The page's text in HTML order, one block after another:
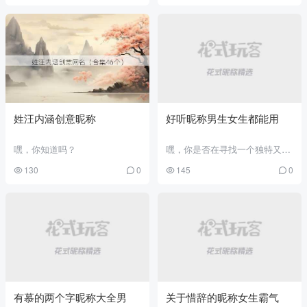
姓汪内涵创意昵称
嘿，你知道吗？
130 0
好听昵称男生女生都能用
嘿，你是否在寻找一个独特又好
145 0
有慕的两个字昵称大全男 关于惜辞的昵称女生霸气